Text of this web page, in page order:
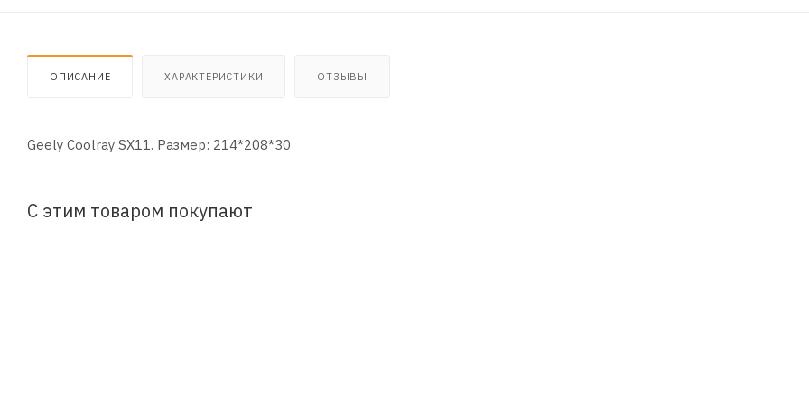
ОПИСАНИЕ ХАРАКТЕРИСТИКИ ОТЗЫВЫ
Geely Coolray SX11. Размер: 214*208*30
С этим товаром покупают